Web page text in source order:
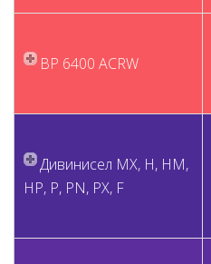
BP 6400 ACRW
Дивинисел MX, H, HM,
HP, P, PN, PX, F